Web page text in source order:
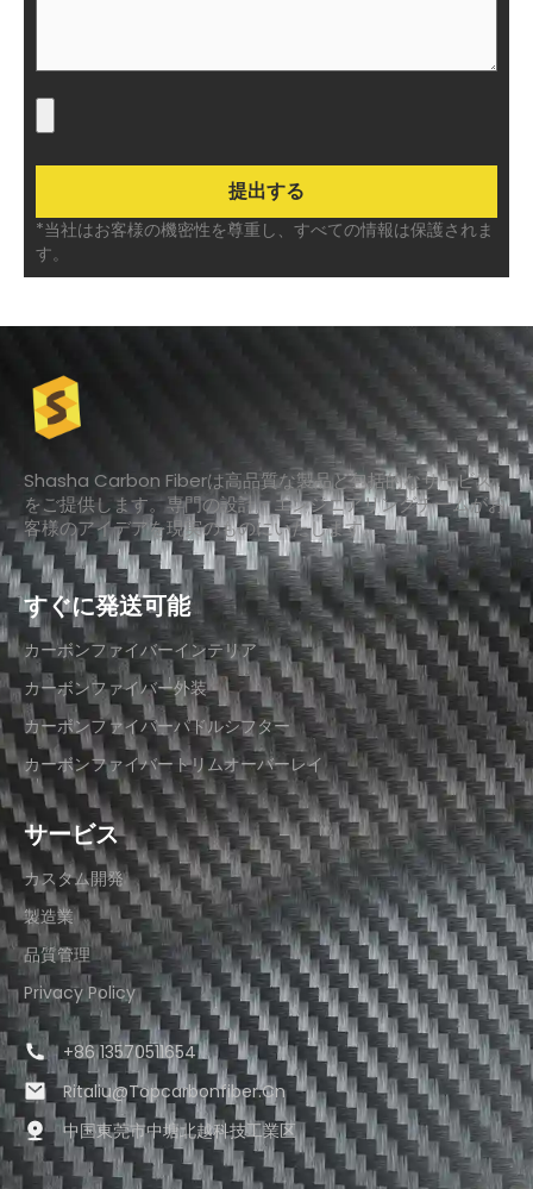
*当社はお客様の機密性を尊重し、すべての情報は保護されま
す。
Shasha Carbon Fiberは高品質な製品と包括的なサービス
をご提供します。専門の設計・エンジニアリングチームがお
客様のアイデアを現実のものにいたします。
すぐに発送可能
カーボンファイバーインテリア
カーボンファイバー外装
カーボンファイバーパドルシフター
カーボンファイバートリムオーバーレイ
サービス
カスタム開発
製造業
品質管理
Privacy Policy
+86 13570511654
Ritaliu@topcarbonfiber.cn
中国東莞市中塘北越科技工業区